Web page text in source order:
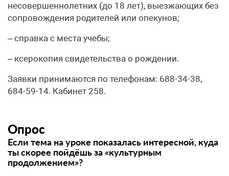
несовершеннолетних (до 18 лет), выезжающих без
сопровождения родителей или опекунов;
– справка с места учебы;
– ксерокопия свидетельства о рождении.
Заявки принимаются по телефонам: 688-34-38,
684-59-14. Кабинет 258.
Опрос
Если тема на уроке показалась интересной, куда
ты скорее пойдёшь за «культурным
продолжением»?